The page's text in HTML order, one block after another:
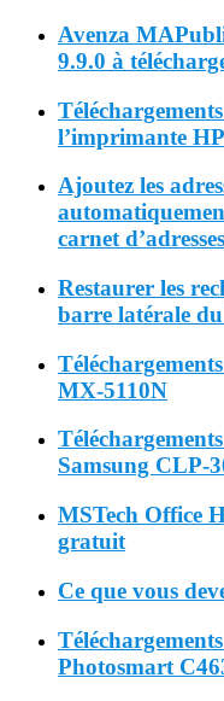
Avenza
9.9.0 à
l’imprimante
Ajoutez les
carnet d’adresses
Restaurer les
barre latérale
MX-5110N
Samsung CLP-
MSTech Office
gratuit
Ce que vous
Photosmart